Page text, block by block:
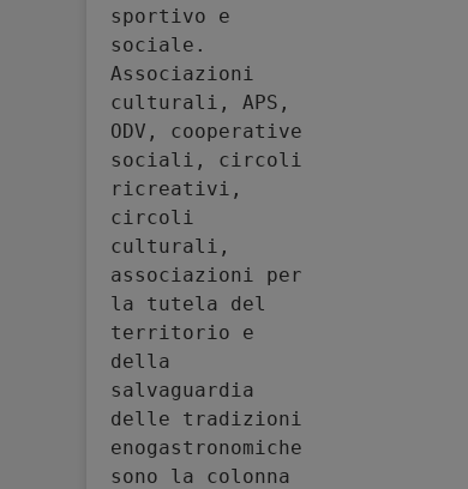
sportivo e
sociale.
Associazioni
culturali, APS,
ODV, cooperative
sociali, circoli
ricreativi,
circoli
culturali,
associazioni per
la tutela del
territorio e
della
salvaguardia
delle tradizioni
enogastronomiche
sono la colonna